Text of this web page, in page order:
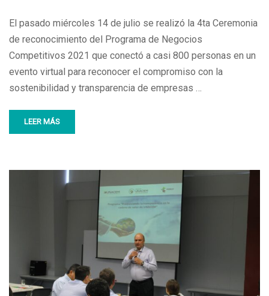
El pasado miércoles 14 de julio se realizó la 4ta Ceremonia
de reconocimiento del Programa de Negocios
Competitivos 2021 que conectó a casi 800 personas en un
evento virtual para reconocer el compromiso con la
sostenibilidad y transparencia de empresas …
LEER MÁS